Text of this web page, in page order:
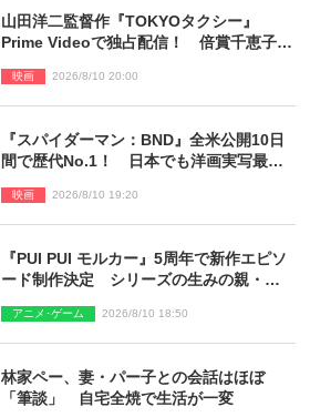
山田洋二監督作『TOKYOタクシー』
Prime Videoで独占配信！ 倍賞千恵子×
映画 2026/8/10 20:00
『スパイダーマン：BND』全米公開10日
間で歴代No.1！ 日本でも洋画実写最速
映画 2026/8/10 19:20
『PUI PUI モルカー』5周年で新作エピソ
ード制作決定 シリーズの生みの親・見
アニメ･ゲーム 2026/8/10 18:50
林家ペー、妻・パー子との会話はほぼ
「筆談」 自宅全焼で生活が一変